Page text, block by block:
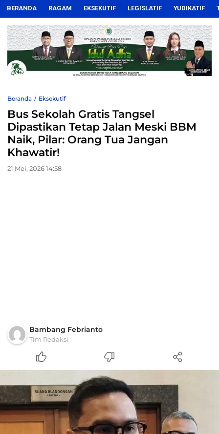
BERANDA RAGAM EKSEKUTIF LEGISLATIF YUDIKATIF
Beranda Eksekutif
Bus Sekolah Gratis Tangsel
Dipastikan Tetap Jalan Meski BBM
Naik, Pilar: Orang Tua Jangan
Khawatir!
21 Mei, 2026 14:58
Bambang Febrianto
Tim Redaksi